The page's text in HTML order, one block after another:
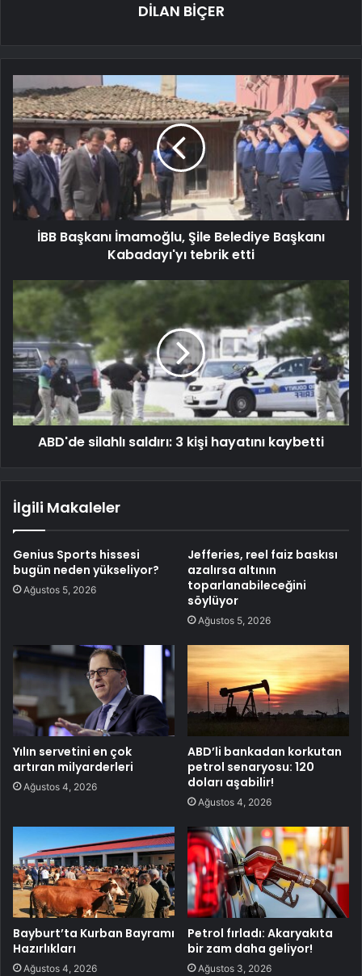
DİLAN BİÇER
İBB Başkanı İmamoğlu, Şile Belediye Başkanı
Kabadayı'yı tebrik etti
ABD'de silahlı saldırı: 3 kişi hayatını kaybetti
İlgili Makaleler
Genius Sports hissesi
bugün neden yükseliyor?
Ağustos 5, 2026
Jefferies, reel faiz baskısı
azalırsa altının
toparlanabileceğini
söylüyor
Ağustos 5, 2026
Yılın servetini en çok
artıran milyarderleri
Ağustos 4, 2026
ABD’li bankadan korkutan
petrol senaryosu: 120
doları aşabilir!
Ağustos 4, 2026
Bayburt’ta Kurban Bayramı
Hazırlıkları
Ağustos 4, 2026
Petrol fırladı: Akaryakıta
bir zam daha geliyor!
Ağustos 3, 2026